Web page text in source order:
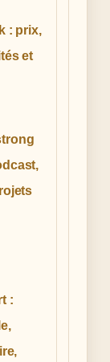
: prix,
et
: